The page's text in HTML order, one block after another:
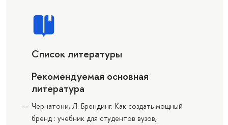
Список литературы
Рекомендуемая основная
литература
Чернатони, Л. Брендинг. Как создать мощный
бренд : учебник для студентов вузов,